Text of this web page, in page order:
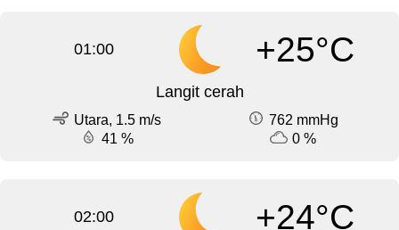
01:00 +25°C
Langit cerah
Utara, 1.5 m/s
762 mmHg
41 %
0 %
02:00 +24°C